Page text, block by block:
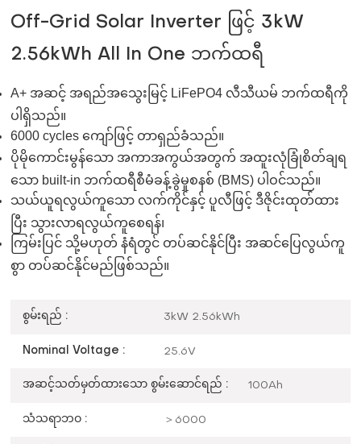
Off-Grid Solar Inverter ဖြင့် 3kW
2.56kWh All In One ဘက်ထရီ
A+ အဆင့် အရည်အသွေးမြင့် LiFePO4 လီသီယမ် ဘက်ထရီကို
ပါရှိသည်။
6000 cycles ကျော်ဖြင့် တာရှည်ခံသည်။
ပိုမိုကောင်းမွန်သော အကာအကွယ်အတွက် အထူးလုံခြုံစိတ်ချရ
သော built-in ဘက်ထရီစီမံခန့်ခွဲမှုစနစ် (BMS) ပါဝင်သည်။
သယ်ယူရလွယ်ကူသော လက်ကိုင်နှင့် ပူလီဖြင့် ဒီဇိုင်းထုတ်ထား
ပြီး သွားလာရလွယ်ကူစေရန်၊
ကြမ်းပြင် သို့မဟုတ် နံရံတွင် တပ်ဆင်နိုင်ပြီး အဆင်ပြေလွယ်ကူ
စွာ တပ်ဆင်နိုင်မည်ဖြစ်သည်။
စွမ်းရည် : 3kW 2.56kWh
Nominal Voltage : 25.6V
အဆင့်သတ်မှတ်ထားသော စွမ်းဆောင်ရည် : 100Ah
သံသရာဘဝ : ＞6000